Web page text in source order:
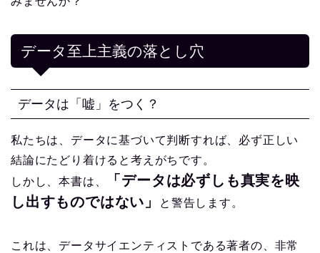
データ至上主義の落とし穴
データは「嘘」をつく？
私たちは、データに基づいて判断すれば、必ず正しい
結論にたどり着けると考えがちです。
しかし、本書は、
「データは必ずしも真実を映
し出すものではない」
と警告します。
これは、データサイエンティストである著者の、非常